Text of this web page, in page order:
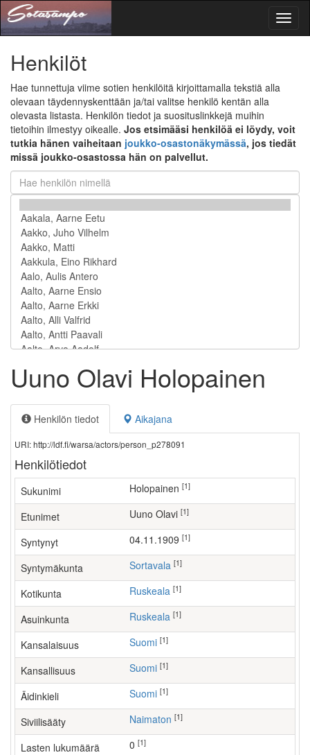
Henkilöt
Hae tunnettuja viime sotien henkilöitä kirjoittamalla tekstiä alla
olevaan täydennyskenttään ja/tai valitse henkilö kentän alla
olevasta listasta. Henkilön tiedot ja suosituslinkkejä muihin
tietoihin ilmestyy oikealle. Jos etsimääsi henkilöä ei löydy, voit
tutkia hänen vaiheitaan joukko-osastonäkymässä, jos tiedät
missä joukko-osastossa hän on palvellut.
Uuno Olavi Holopainen
Henkilön tiedot Aikajana
URI: http://ldf.fi/warsa/actors/person_p278091
Henkilötiedot
Sukunimi Holopainen [1]
Etunimet Uuno Olavi [1]
Syntynyt 04.11.1909 [1]
Syntymäkunta Sortavala [1]
Kotikunta Ruskeala [1]
Asuinkunta Ruskeala [1]
Kansalaisuus Suomi [1]
Kansallisuus Suomi [1]
Äidinkieli Suomi [1]
Siviilisääty Naimaton [1]
Lasten lukumäärä [1]